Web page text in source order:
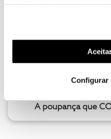
funcionalidades (cookies
funcionalidade) e adaptar
(cookies de publicidade
utilização dos cookies
Configurar
A poupança que